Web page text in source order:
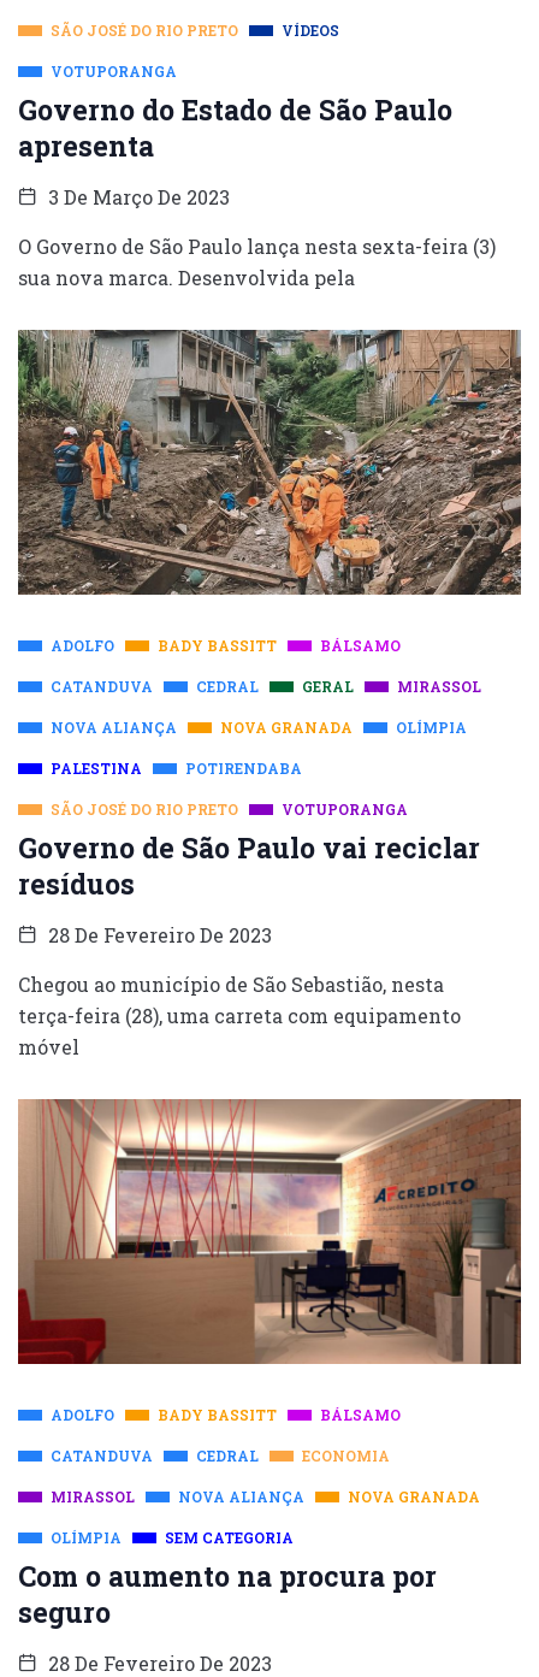
SÃO JOSÉ DO RIO PRETO VÍDEOS
VOTUPORANGA
Governo do Estado de São Paulo
apresenta
3 De Março De 2023
O Governo de São Paulo lança nesta sexta-feira (3)
sua nova marca. Desenvolvida pela
ADOLFO BADY BASSITT BÁLSAMO
CATANDUVA CEDRAL GERAL MIRASSOL
NOVA ALIANÇA NOVA GRANADA OLÍMPIA
PALESTINA POTIRENDABA
SÃO JOSÉ DO RIO PRETO VOTUPORANGA
Governo de São Paulo vai reciclar
resíduos
28 De Fevereiro De 2023
Chegou ao município de São Sebastião, nesta
terça-feira (28), uma carreta com equipamento
móvel
ADOLFO BADY BASSITT BÁLSAMO
CATANDUVA CEDRAL ECONOMIA
MIRASSOL NOVA ALIANÇA NOVA GRANADA
OLÍMPIA SEM CATEGORIA
Com o aumento na procura por
seguro
28 De Fevereiro De 2023